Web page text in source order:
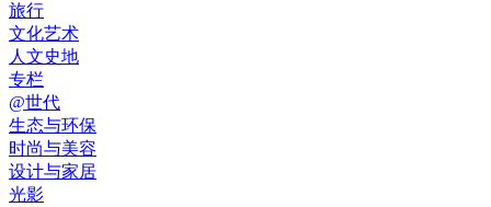
旅行
文化艺术
人文史地
专栏
@世代
生态与环保
时尚与美容
设计与家居
光影